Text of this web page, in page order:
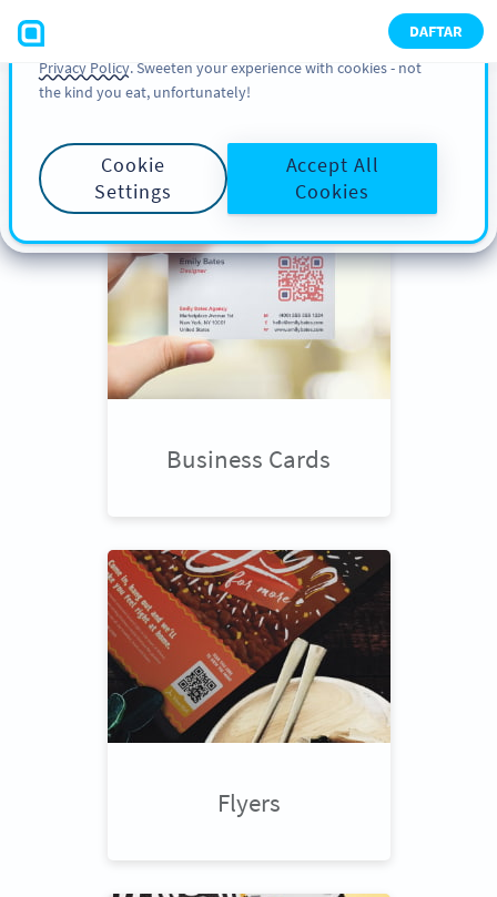
DAFTAR
Scroll down
to see QR Code use
cases
Business Cards
Flyers
You can also find more information about cookies, our
analytic activities and your rights in our
Cookie Policyand
Privacy Policy. Sweeten your experience with cookies - not
the kind you eat, unfortunately!
Cookie
Settings
Accept All
Cookies